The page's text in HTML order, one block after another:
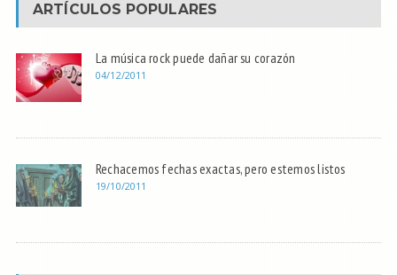
ARTÍCULOS POPULARES
La música rock puede dañar su corazón
04/12/2011
Rechacemos fechas exactas, pero estemos listos
19/10/2011